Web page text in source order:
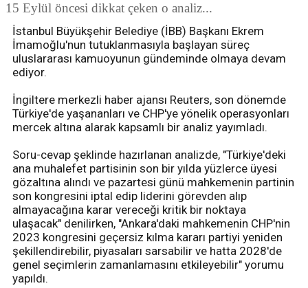
15 Eylül öncesi dikkat çeken o analiz...
İstanbul Büyükşehir Belediye (İBB) Başkanı Ekrem
İmamoğlu'nun tutuklanmasıyla başlayan süreç
uluslararası kamuoyunun gündeminde olmaya devam
ediyor.
İngiltere merkezli haber ajansı Reuters, son dönemde
Türkiye'de yaşananları ve CHP'ye yönelik operasyonları
mercek altına alarak kapsamlı bir analiz yayımladı.
Soru-cevap şeklinde hazırlanan analizde, "Türkiye'deki
ana muhalefet partisinin son bir yılda yüzlerce üyesi
gözaltına alındı ve pazartesi günü mahkemenin partinin
son kongresini iptal edip liderini görevden alıp
almayacağına karar vereceği kritik bir noktaya
ulaşacak" denilirken, "Ankara'daki mahkemenin CHP'nin
2023 kongresini geçersiz kılma kararı partiyi yeniden
şekillendirebilir, piyasaları sarsabilir ve hatta 2028'de
genel seçimlerin zamanlamasını etkileyebilir" yorumu
yapıldı.